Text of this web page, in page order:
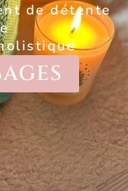
de détente